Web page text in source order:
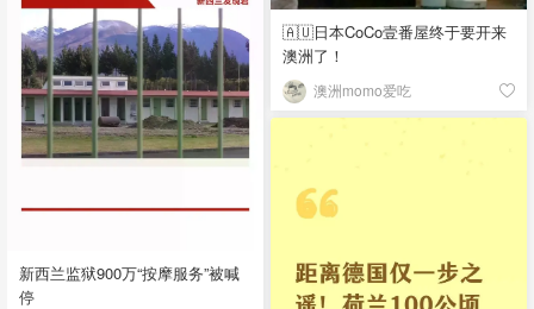
🇦🇺日本CoCo壹番屋终于要开来
澳洲了！
澳洲momo爱吃
新西兰监狱900万“按摩服务”被喊
停